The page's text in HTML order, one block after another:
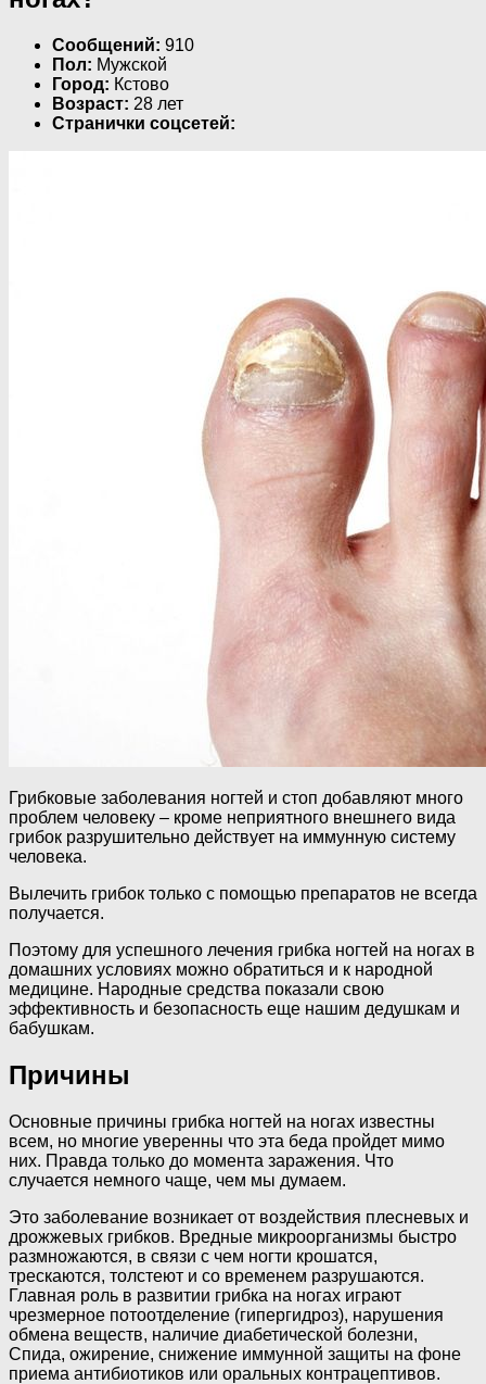
Сообщений: 910
Пол: Мужской
Город: Кстово
Возраст: 28 лет
Странички соцсетей:
Грибковые заболевания ногтей и стоп добавляют много
проблем человеку – кроме неприятного внешнего вида
грибок разрушительно действует на иммунную систему
человека.
Вылечить грибок только с помощью препаратов не всегда
получается.
Поэтому для успешного лечения грибка ногтей на ногах в
домашних условиях можно обратиться и к народной
медицине. Народные средства показали свою
эффективность и безопасность еще нашим дедушкам и
бабушкам.
Причины
Основные причины грибка ногтей на ногах известны
всем, но многие уверенны что эта беда пройдет мимо
них. Правда только до момента заражения. Что
случается немного чаще, чем мы думаем.
Это заболевание возникает от воздействия плесневых и
дрожжевых грибков. Вредные микроорганизмы быстро
размножаются, в связи с чем ногти крошатся,
трескаются, толстеют и со временем разрушаются.
Главная роль в развитии грибка на ногах играют
чрезмерное потоотделение (гипергидроз), нарушения
обмена веществ, наличие диабетической болезни,
Спида, ожирение, снижение иммунной защиты на фоне
приема антибиотиков или оральных контрацептивов.